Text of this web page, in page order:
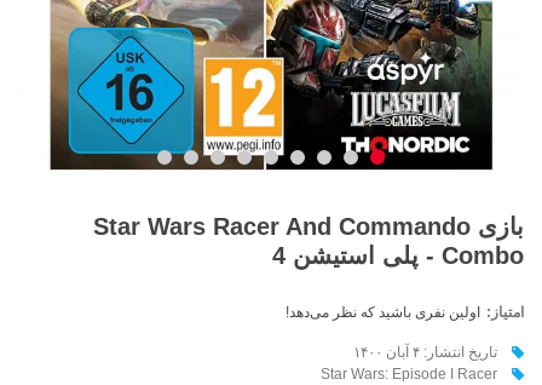
بازی Star Wars Racer And Commando
Combo - پلی استیشن 4
امتیاز: اولین نفری باشید که نظر می‌دهد!
تاریخ انتشار: ۴ آبان ۱۴۰۰
Star Wars: Episode I Racer